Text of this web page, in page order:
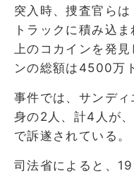
突入時、捜査官らは
トラックに積み込
上のコカインを発
ンの総額は4500万
事件では、サンデ
身の2人、計4人が
で訴遂されている。
司法省によると、